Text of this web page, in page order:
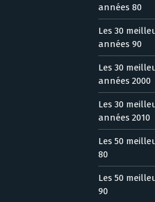
années 80
Les 30
années 90
Les 30
années 2000
Les 30
années 2010
Les 50
80
Les 50
90